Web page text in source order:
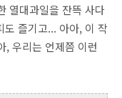
열대과일을 잔뜩 사다
도 즐기고... 아아, 이 작
, 우리는 언제쯤 이런